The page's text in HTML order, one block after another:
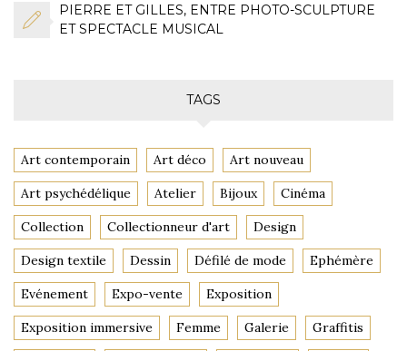
PIERRE ET GILLES, ENTRE PHOTO-SCULPTURE
ET SPECTACLE MUSICAL
TAGS
Art contemporain Art déco Art nouveau
Art psychédélique Atelier Bijoux Cinéma
Collection Collectionneur d'art Design
Design textile Dessin Défilé de mode Ephémère
Evénement Expo-vente Exposition
Exposition immersive Femme Galerie Graffitis